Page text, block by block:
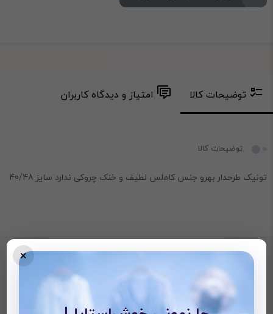
توضیحات کالا امتیاز و دیدگاه کاربران
توضیحات کالا
تونیک طرحدار بهرو جنس کاملس لطیف و خنک چروکی ندارد سایز 40/48
محصولات دیده شده
×